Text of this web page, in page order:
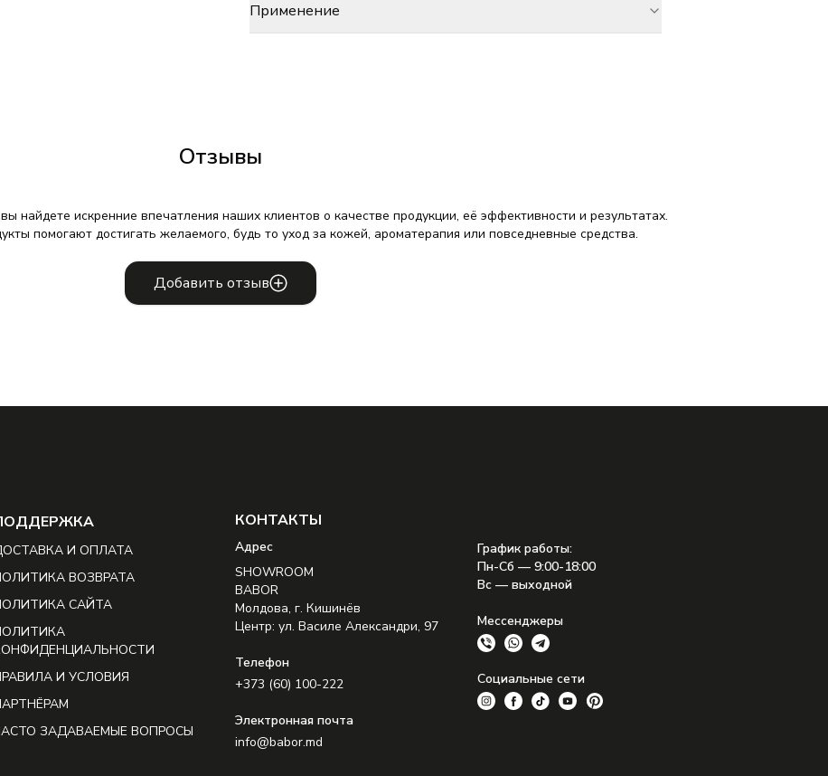
Применение
Отзывы
найдете искренние впечатления наших клиентов о качестве продукции, её эффективности и результатах.
помогают достигать желаемого, будь то уход за кожей, ароматерапия или повседневные средства.
Добавить отзыв
И ОПЛАТА
ВОЗВРАТА
САЙТА
И УСЛОВИЯ
ЗАДАВАЕМЫЕ ВОПРОСЫ
КОНТАКТЫ
Aдрес
SHOWROOM
BABOR
Молдова, г. Кишинёв
Центр: ул. Василе Александри, 97
Телефон
+373 (60) 100-222
Электронная почта
info@babor.md
График работы:
Пн-Сб — 9:00-18:00
Вс — выходной
Мессенджеры
Социальные сети